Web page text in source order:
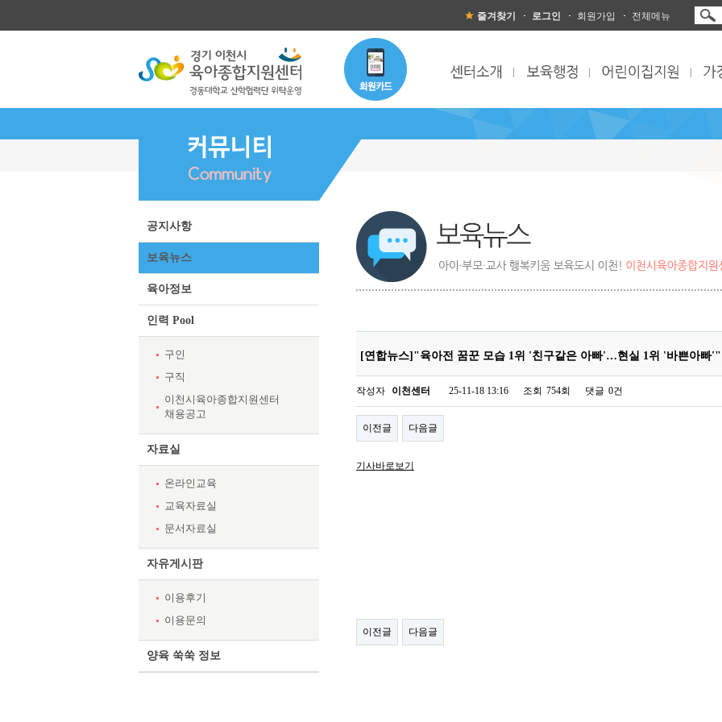
즐겨찾기 로그인 회원가입 전체메뉴
공지사항
보육뉴스
육아정보
인력 Pool
구인
구직
이천시육아종합지원센터
채용공고
자료실
온라인교육
교육자료실
문서자료실
자유게시판
이용후기
이용문의
양육 쑥쑥 정보
[연합뉴스]"육아전 꿈꾼 모습 1위 '친구같은 아빠'…현실 1위 '바쁜아빠'"
작성자 이천센터 25-11-18 13:16 조회 754회 댓글 0건
이전글 다음글
기사바로보기
이전글 다음글